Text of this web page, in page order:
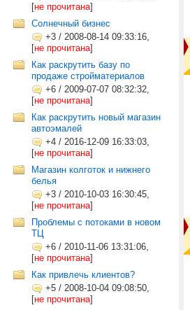
[не прочитана]
Солнечный бизнес
+3 / 2008-08-14 09:33:16,
[не прочитана]
Как раскрутить базу по
продаже стройматериалов
+6 / 2009-07-07 08:32:32,
[не прочитана]
Как раскрутить новый магазин
автоэмалей
+4 / 2016-12-09 16:33:03,
[не прочитана]
Магазин колготок и нижнего
белья
+3 / 2010-10-03 16:30:45,
[не прочитана]
Проблемы с потоками в новом
ТЦ
+6 / 2010-11-06 13:31:06,
[не прочитана]
Как привлечь клиентов?
+5 / 2008-10-04 09:08:50,
[не прочитана]